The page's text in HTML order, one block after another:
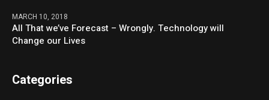
MARCH 10, 2018
All That we’ve Forecast – Wrongly. Technology will
Change our Lives
Categories